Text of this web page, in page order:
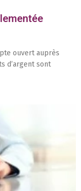
ouvert auprès
d’argent sont